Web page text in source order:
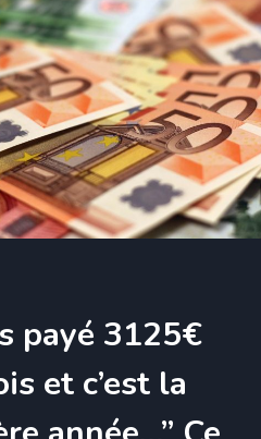
TOUCHER
L’ALLOCATION
ADULTES
HANDICAPÉS
À
VIE
payé 3125€
et c’est la